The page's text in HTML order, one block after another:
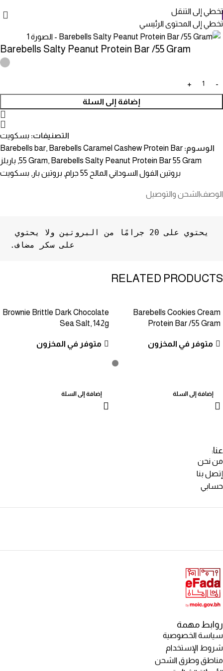
تخطي إلى التنقل
تخطي إلى المحتوى الرئيسي
انقر للتكبير
Barebells Salty Peanut Protein Bar /55 Gram
إضافة إلى السلة
التصنيفات: بسكويت
الوسوم:
Barebells bar, Barebells Caramel Cashew Protein Bar
55 Gram, Barebells Salty Peanut Protein Bar 55 Gram
, باربلز
بروتين الفول السوداني المالح 55 جرام
, بروتين بار, بسكويت
الوصفالشحن والتوصيل
على سكر مضاف.
RELATED PRODUCTS
Barebells Cookies Cream
Protein Bar /55 Gram
متوفر في المخزون
إضافة إلى السلة
Brownie Brittle Dark Chocolate
Sea Salt, 142g
متوفر في المخزون
إضافة إلى السلة
عنا:
من نحن
إتصل بنا
حسابي
روابط مهمة
سياسة الخصوصية
شروط الإستخدام
مناطق وطرق الشحن